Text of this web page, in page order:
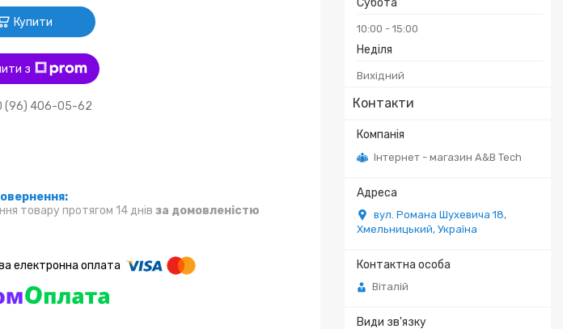
Субота
10:00 15:00
Неділя
Вихідний
Контакти
Інтернет - магазин A&B Tech
вул. Романа Шухевича 18,
Хмельницький, Україна
Віталій
Купити
з
(96) 406-05-62
товару протягом 14 днів за домовленістю